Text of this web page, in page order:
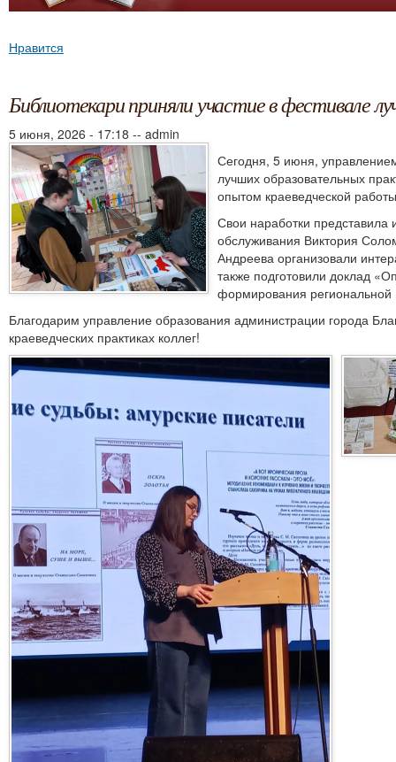
Нравится
Библиотекари приняли участие в фестивале
5 июня, 2026 - 17:18 -- admin
Сегодня, 5 июня,
лучших образовательных
опытом краеведческой
Свои наработки
обслуживания Виктория
Андреева организовали
также подготовили доклад
формирования региональной
Благодарим управление образования администрации города
краеведческих практиках коллег!